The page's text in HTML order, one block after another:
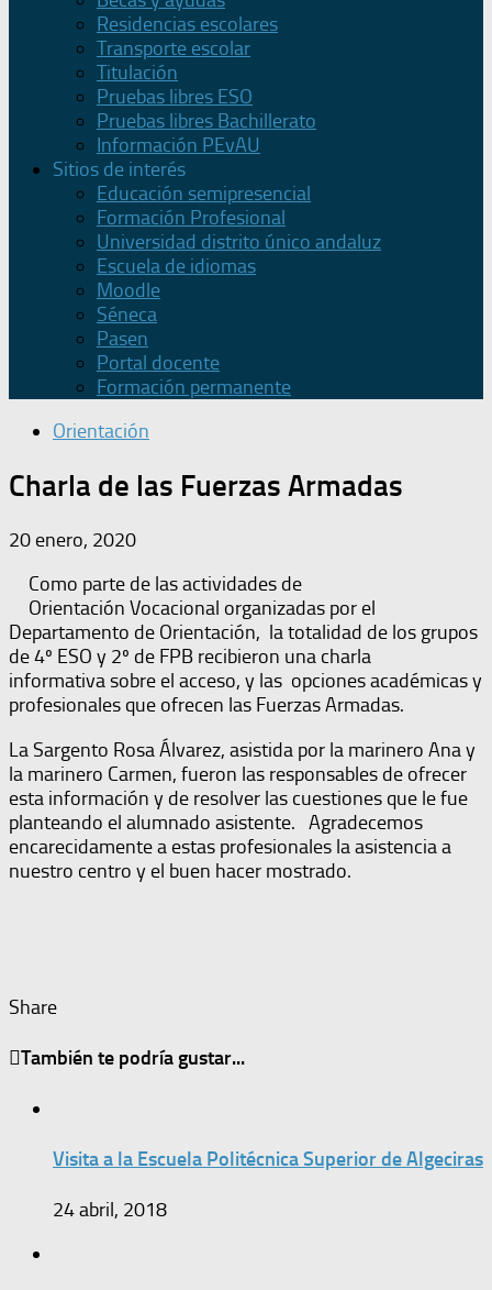
Residencias escolares
Transporte escolar
Titulación
Pruebas libres ESO
Pruebas libres Bachillerato
Información PEvAU
Sitios de interés
Educación semipresencial
Formación Profesional
Universidad distrito único andaluz
Escuela de idiomas
Moodle
Séneca
Pasen
Portal docente
Formación permanente
Orientación
Charla de las Fuerzas Armadas
20 enero, 2020
Como parte de las actividades de
Orientación Vocacional organizadas por el
Departamento de Orientación, la totalidad de los grupos
de 4º ESO y 2º de FPB recibieron una charla
informativa sobre el acceso, y las opciones académicas y
profesionales que ofrecen las Fuerzas Armadas.
La Sargento Rosa Álvarez, asistida por la marinero Ana y
la marinero Carmen, fueron las responsables de ofrecer
esta información y de resolver las cuestiones que le fue
planteando el alumnado asistente. Agradecemos
encarecidamente a estas profesionales la asistencia a
nuestro centro y el buen hacer mostrado.
Share
También te podría gustar...
Visita a la Escuela Politécnica Superior de Algeciras
24 abril, 2018